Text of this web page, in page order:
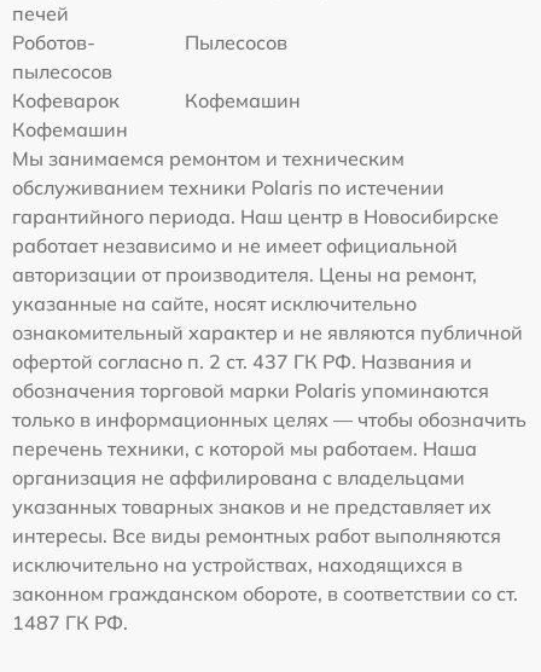
печей
Роботов-
пылесосов
Пылесосов
Кофеварок
Кофемашин
Кофемашин
Мы занимаемся ремонтом и техническим
обслуживанием техники Polaris по истечении
гарантийного периода. Наш центр в Новосибирске
работает независимо и не имеет официальной
авторизации от производителя. Цены на ремонт,
указанные на сайте, носят исключительно
ознакомительный характер и не являются публичной
офертой согласно п. 2 ст. 437 ГК РФ. Названия и
обозначения торговой марки Polaris упоминаются
только в информационных целях — чтобы обозначить
перечень техники, с которой мы работаем. Наша
организация не аффилирована с владельцами
указанных товарных знаков и не представляет их
интересы. Все виды ремонтных работ выполняются
исключительно на устройствах, находящихся в
законном гражданском обороте, в соответствии со ст.
1487 ГК РФ.